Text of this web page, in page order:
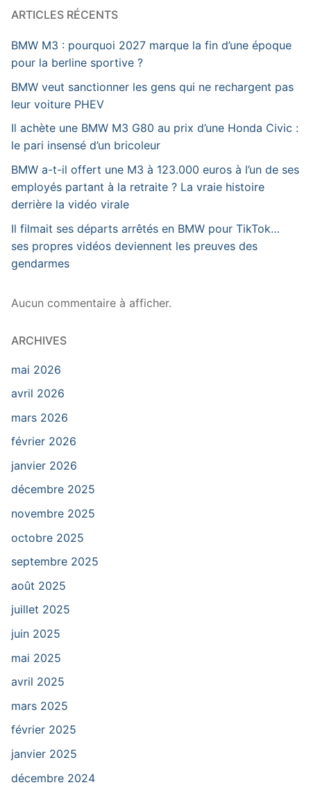
ARTICLES RÉCENTS
BMW M3 : pourquoi 2027 marque la fin d’une époque
pour la berline sportive ?
BMW veut sanctionner les gens qui ne rechargent pas
leur voiture PHEV
Il achète une BMW M3 G80 au prix d’une Honda Civic :
le pari insensé d’un bricoleur
BMW a-t-il offert une M3 à 123.000 euros à l’un de ses
employés partant à la retraite ? La vraie histoire
derrière la vidéo virale
Il filmait ses départs arrêtés en BMW pour TikTok…
ses propres vidéos deviennent les preuves des
gendarmes
Aucun commentaire à afficher.
ARCHIVES
mai 2026
avril 2026
mars 2026
février 2026
janvier 2026
décembre 2025
novembre 2025
octobre 2025
septembre 2025
août 2025
juillet 2025
juin 2025
mai 2025
avril 2025
mars 2025
février 2025
janvier 2025
décembre 2024